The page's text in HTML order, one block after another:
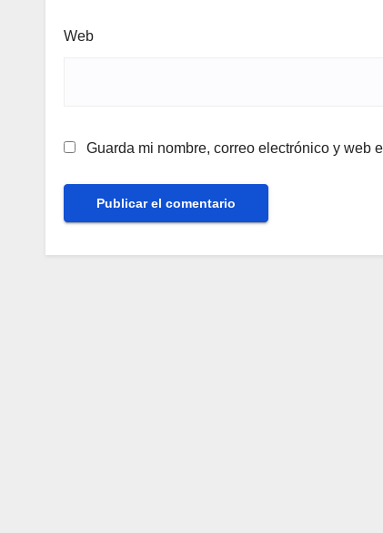
Web
Guarda mi nombre, correo electrónico y web